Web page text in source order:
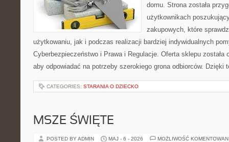
domu. Strona została
użytkownikach
zakupowych, które
użytkowaniu, jak i podczas realizacji bardziej indywidualnych
Cyberbezpieczeństwo i Prawa i Regulacje. Oferta sklepu została
aby odpowiadać na potrzeby szerokiego grona odbiorców. Dzięki
CATEGORIES: STARANIA O DZIECKO
MSZE ŚWIĘTE
POSTED BY ADMIN MAJ - 6 - 2026 MOŻLIWOŚĆ